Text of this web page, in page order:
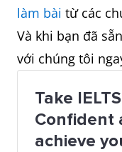
làm bài từ các
Và khi bạn đã
với chúng tôi
Take
Confident
achieve